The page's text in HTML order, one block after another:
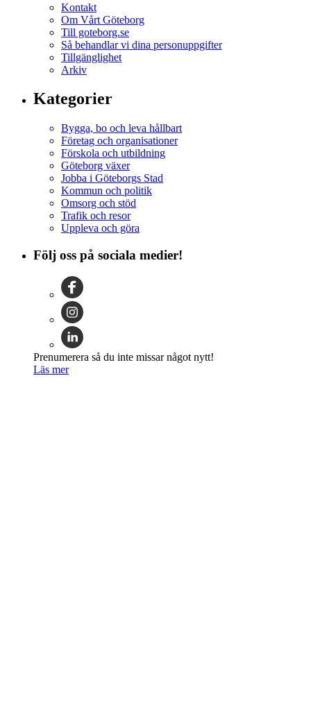
Kontakt
Om Vårt Göteborg
Till goteborg.se
Så behandlar vi dina personuppgifter
Tillgänglighet
Arkiv
Kategorier
Bygga, bo och leva hållbart
Företag och organisationer
Förskola och utbildning
Göteborg växer
Jobba i Göteborgs Stad
Kommun och politik
Omsorg och stöd
Trafik och resor
Uppleva och göra
Följ oss på sociala medier!
Prenumerera så du inte missar något nytt!
Läs mer